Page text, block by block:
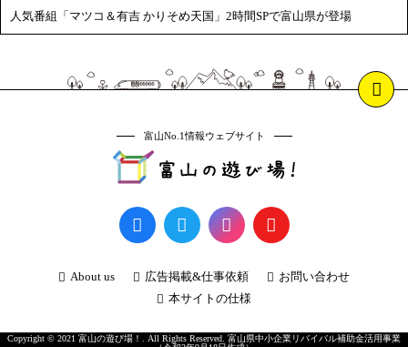
人気番組「マツコ＆有吉 かりそめ天国」2時間SPで富山県が登場
富山No.1情報ウェブサイト
About us 広告掲載&仕事依頼
お問い合わせ
本サイトの仕様
Copyright © 2021 富山の遊び場！. All Rights Reserved. 富山県中小企業リバイバル補助金活用事業